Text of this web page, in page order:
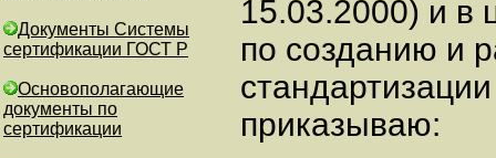
Документы Системы
сертификации ГОСТ Р
Основополагающие
документы по
сертификации
15.03.2000) и в
по созданию и
приказываю: